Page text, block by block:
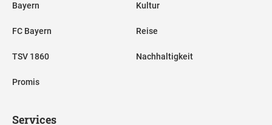
Bayern
FC Bayern
TSV 1860
Promis
Kultur
Reise
Nachhaltigkeit
Services